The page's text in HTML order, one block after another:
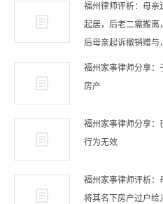
福州律师评析：母亲
起居，后老二需搬离
后母亲起诉撤销赠与
福州家事律师分享：
房产
福州家事律师分享：
行为无效
福州家事律师评析：
将其名下房产过户给